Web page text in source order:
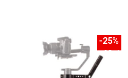
-25%
-60zł